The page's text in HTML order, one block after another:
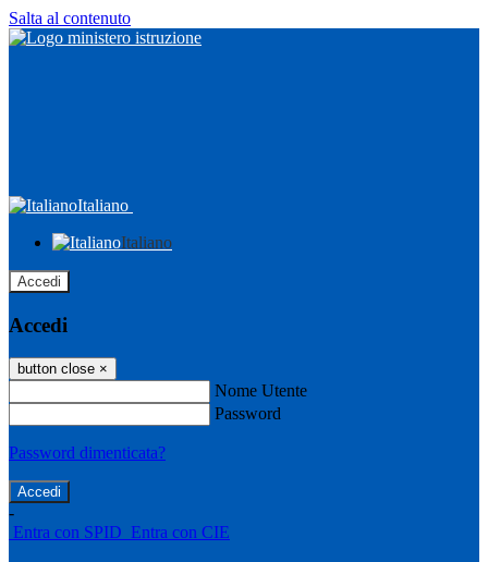
Salta al contenuto
Italiano
Italiano
Accedi
Accedi
button close ×
Nome Utente
Password
Password dimenticata?
-
Entra con SPID Entra con CIE